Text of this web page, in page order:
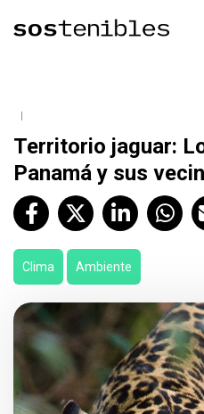
Territorio jaguar:
Panamá y sus
Clima Ambiente